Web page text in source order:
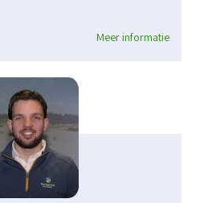
Meer informatie